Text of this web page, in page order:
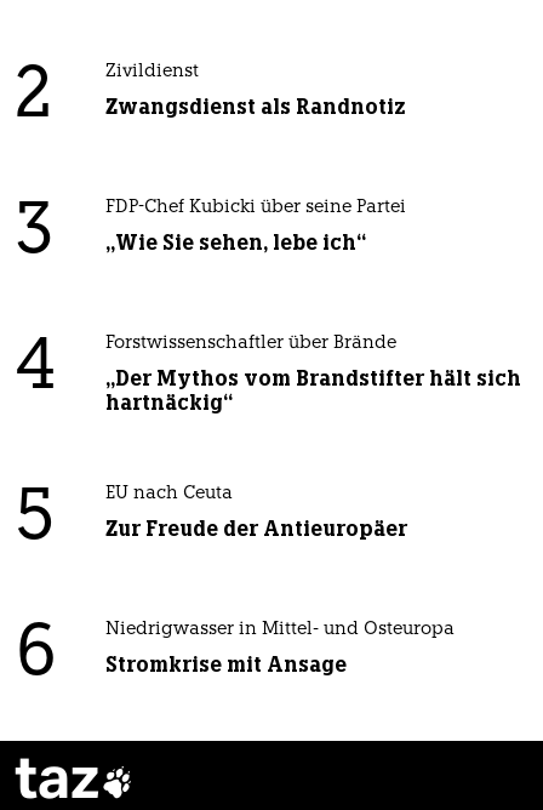
2 Zivildienst
Zwangsdienst als Randnotiz
3 FDP-Chef Kubicki über seine Partei
„Wie Sie sehen, lebe ich“
4 Forstwissenschaftler über Brände
„Der Mythos vom Brandstifter hält sich
hartnäckig“
5 EU nach Ceuta
Zur Freude der Antieuropäer
6 Niedrigwasser in Mittel- und Osteuropa
Stromkrise mit Ansage
taz